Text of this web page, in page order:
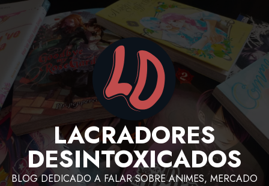
LACRADORES
DESINTOXICADOS
BLOG DEDICADO A FALAR SOBRE ANIMES, MERCADO